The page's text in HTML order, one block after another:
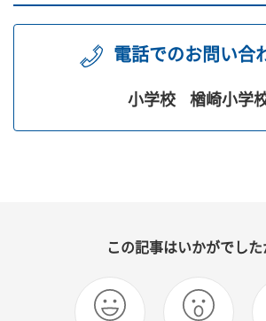
電話でのお問い合
小学校 楢崎小学
この記事はいかがでした